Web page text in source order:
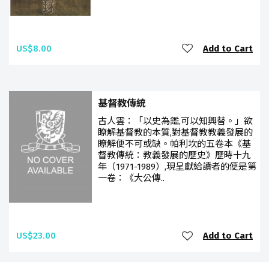
US$8.00 Add to Cart
基督教傳統
古人雲：「以史為鑑,可以知興替。」欲
瞭解基督教的本質,對基督教教義發展的
瞭解便不可或缺。帕利坎的五卷本《基
督教傳統：教義發展的歷史》歷時十九
年（1971-1989）,現呈獻給讀者的便是第
一卷：《大公傳..
US$23.00 Add to Cart